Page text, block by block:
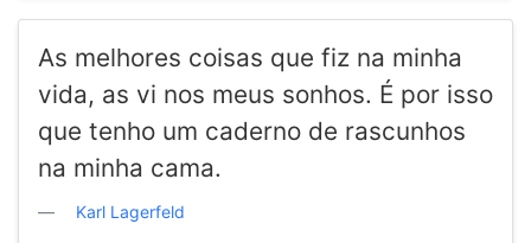
As melhores coisas que fiz na minha
vida, as vi nos meus sonhos. É por isso
que tenho um caderno de rascunhos
na minha cama.
Karl Lagerfeld